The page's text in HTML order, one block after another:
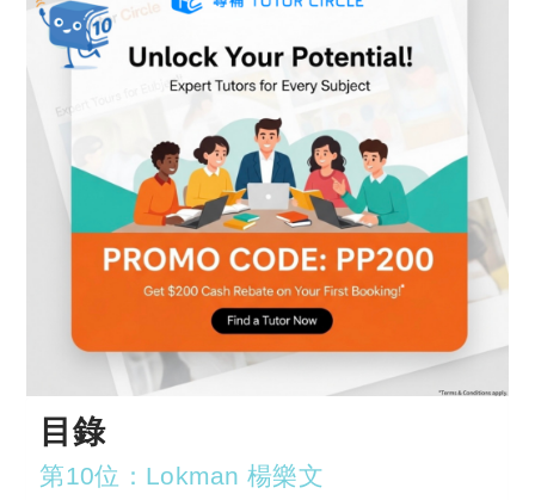
目錄
第10位：Lokman 楊樂文